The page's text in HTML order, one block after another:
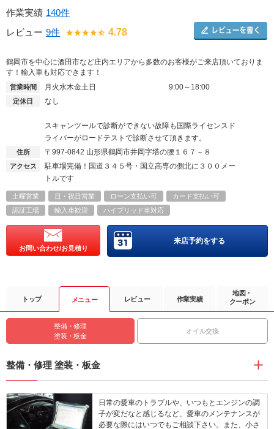
作業実績 140件
レビュー 9件 4.78
鶴岡市を中心に酒田市など庄内エリアから多数のお客様がご来店頂いておりま
す！輸入車も対応できます！
営業時間 月火水木金土日 9:00～18:00
定休日 なし
スキャンツールで診断ができない故障も国際ライセンスド
ライバーがロードテストで診断させて頂きます。
住所 〒997-0842 山形県鶴岡市井岡字塔の腰１６７－８
アクセス
駐車場完備！国道３４５号・国立高専の側北に３００メー
トルです
土曜営業 日・祝日営業 ローン支払い可
カード支払い可
認証工場
輸入車歓迎 ハイブリッド車対応
お問い合わせ/お見積り
来店予約をする
トップ メニュー レビュー 作業実績
地図・
クーポン
整備・修理
塗装・板金
オイル交換
整備・修理 塗装・板金
日常の愛車のトラブルや、いつもとエンジンの調
子が変だなと感じるなど、愛車のメンテナンスが
必要な際にはいつでもご相談下さい。また、小さ